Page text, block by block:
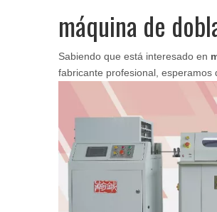
máquina de
Sabiendo que está interesado en
fabricante profesional, esperamos